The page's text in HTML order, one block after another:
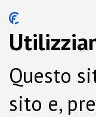
Questo
sito e,